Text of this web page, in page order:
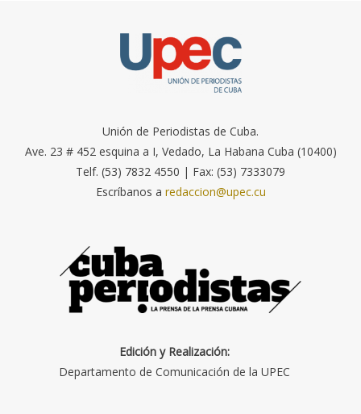
Unión de Periodistas de Cuba.
Ave. 23 # 452 esquina a I, Vedado, La Habana Cuba (10400)
Telf. (53) 7832 4550 | Fax: (53) 7333079
Escríbanos a redaccion@upec.cu
Edición y Realización:
Departamento de Comunicación de la UPEC